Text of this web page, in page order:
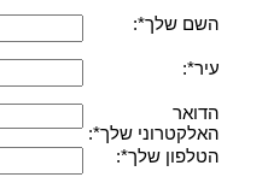
השם שלך*:
עיר*:
הדואר
האלקטרוני שלך*:
הטלפון שלך*: